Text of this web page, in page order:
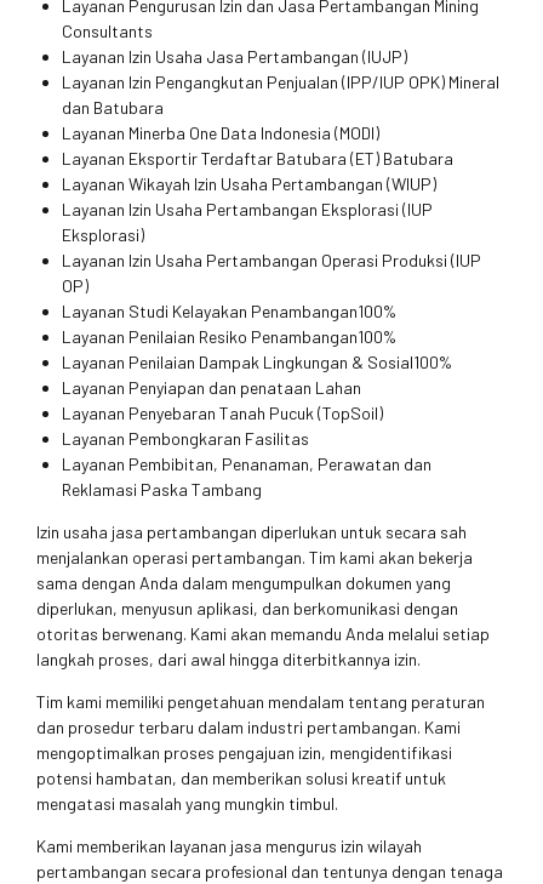
Layanan Pengurusan Izin dan Jasa Pertambangan Mining
Consultants
Layanan Izin Usaha Jasa Pertambangan (IUJP)
Layanan Izin Pengangkutan Penjualan (IPP/IUP OPK) Mineral
dan Batubara
Layanan Minerba One Data Indonesia (MODI)
Layanan Eksportir Terdaftar Batubara (ET) Batubara
Layanan Wikayah Izin Usaha Pertambangan (WIUP)
Layanan Izin Usaha Pertambangan Eksplorasi (IUP
Eksplorasi)
Layanan Izin Usaha Pertambangan Operasi Produksi (IUP
OP)
Layanan Studi Kelayakan Penambangan100%
Layanan Penilaian Resiko Penambangan100%
Layanan Penilaian Dampak Lingkungan & Sosial100%
Layanan Penyiapan dan penataan Lahan
Layanan Penyebaran Tanah Pucuk (TopSoil)
Layanan Pembongkaran Fasilitas
Layanan Pembibitan, Penanaman, Perawatan dan
Reklamasi Paska Tambang
Izin usaha jasa pertambangan diperlukan untuk secara sah
menjalankan operasi pertambangan. Tim kami akan bekerja
sama dengan Anda dalam mengumpulkan dokumen yang
diperlukan, menyusun aplikasi, dan berkomunikasi dengan
otoritas berwenang. Kami akan memandu Anda melalui setiap
langkah proses, dari awal hingga diterbitkannya izin.
Tim kami memiliki pengetahuan mendalam tentang peraturan
dan prosedur terbaru dalam industri pertambangan. Kami
mengoptimalkan proses pengajuan izin, mengidentifikasi
potensi hambatan, dan memberikan solusi kreatif untuk
mengatasi masalah yang mungkin timbul.
Kami memberikan layanan jasa mengurus izin wilayah
pertambangan secara profesional dan tentunya dengan tenaga